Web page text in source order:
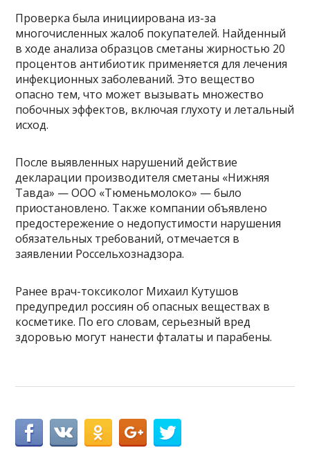
Проверка была инициирована из-за
многочисленных жалоб покупателей. Найденный
в ходе анализа образцов сметаны жирностью 20
процентов антибиотик применяется для лечения
инфекционных заболеваний. Это вещество
опасно тем, что может вызывать множество
побочных эффектов, включая глухоту и летальный
исход.
После выявленных нарушений действие
декларации производителя сметаны «Нижняя
Тавда» — ООО «Тюменьмолоко» — было
приостановлено. Также компании объявлено
предостережение о недопустимости нарушения
обязательных требований, отмечается в
заявлении Россельхознадзора.
Ранее врач-токсиколог Михаил Кутушов
предупредил россиян об опасных веществах в
косметике. По его словам, серьезный вред
здоровью могут нанести фталаты и парабены.